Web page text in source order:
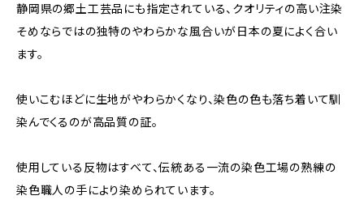
静岡県の郷土工芸品にも指定されている、クオリティの高い注染
そめならではの独特のやわらかな風合いが日本の夏によく合い
ます。
使いこむほどに生地がやわらかくなり、染色の色も落ち着いて馴
染んでくるのが高品質の証。
使用している反物はすべて、伝統ある一流の染色工場の熟練の
染色職人の手により染められています。